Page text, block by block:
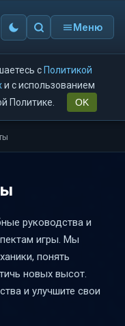
Меню
с Политикой
и с использованием
Политике.
OK
руководства и
игры. Мы
понять
новых высот.
и улучшите свои